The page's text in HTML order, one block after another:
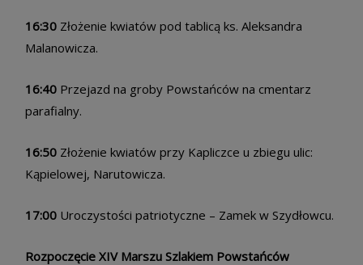
16:30 Złożenie kwiatów pod tablicą ks. Aleksandra
Malanowicza.
16:40 Przejazd na groby Powstańców na cmentarz
parafialny.
16:50 Złożenie kwiatów przy Kapliczce u zbiegu ulic:
Kąpielowej, Narutowicza.
17:00 Uroczystości patriotyczne – Zamek w Szydłowcu.
Rozpoczęcie XIV Marszu Szlakiem Powstańców